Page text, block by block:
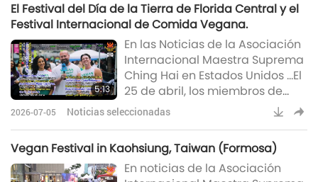
la ciudad de Islamabad, y
ordena al gobierno adoptar un
sistema de control de la
población humano y con base
científica. El tribunal también
dictaminó que la eutanasia solo
se permitirá cuando un
El Festival del Día de la Tierra de Florida Central y el
Festival Internacional de Comida Vegana.
5:13
En las Noticias de la Asociación
Internacional Maestra Suprema
Ching Hai en Estados Unidos …El
25 de abril, los miembros de
nuestra Asociación en Florida
participaron en dos eventos de
divulgación vegana en Orlando:
El Festival del Día de la Tierra de
Florida Central y el Festival
2026-07-05 Noticias seleccionadas
Vegan Festival in Kaohsiung, Taiwan (Formosa)
En noticias de la Asociación